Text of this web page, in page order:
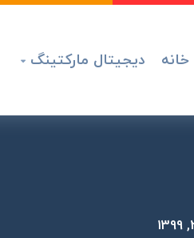
خانه دیجیتال مارکتینگ 